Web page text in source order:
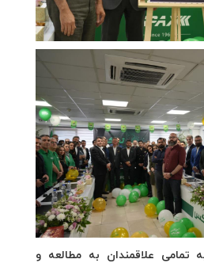
تمامی علاقمندان به مطالعه و